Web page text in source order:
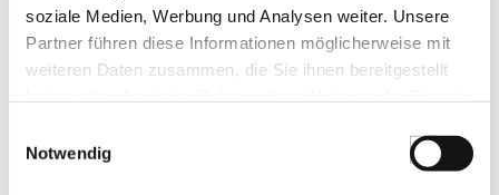
soziale Medien, Werbung und Analysen weiter. Unsere
Partner führen diese Informationen möglicherweise mit
weiteren Daten zusammen, die Sie ihnen bereitgestellt
Notwendig
LEBENSMITTELKENNZEICHNUNGEN
/ kg